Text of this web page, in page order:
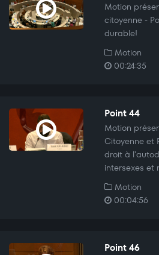
Motion
citoyenne -
durable!
Motion
00:24:35
Point 44
Motion
Citoyenne et
droit à
intersexes et
Motion
00:04:56
Point 46